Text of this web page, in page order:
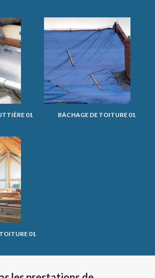
01 BÂCHAGE DE TOITURE 01
01